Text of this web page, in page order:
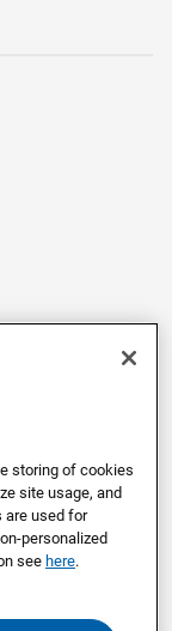
storing of cookies
site usage, and
are used for
personalized
see here.